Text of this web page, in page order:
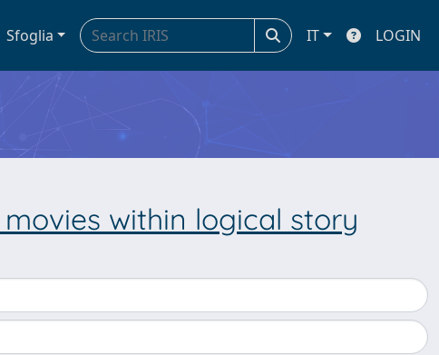
Sfoglia IT LOGIN
within logical story